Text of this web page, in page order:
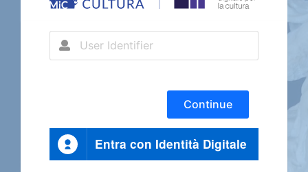
Continue
Entra con Identità Digitale